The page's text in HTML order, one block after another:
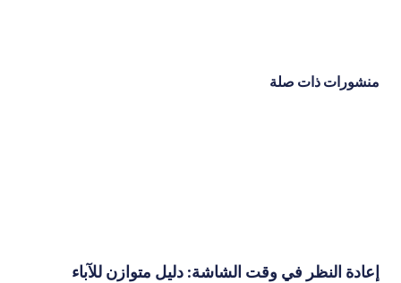
منشورات ذات صلة
إعادة النظر في وقت الشاشة: دليل متوازن للآباء